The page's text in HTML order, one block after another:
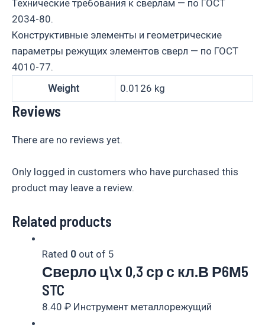
Технические требования к сверлам — по ГОСТ
2034-80.
Конструктивные элементы и геометрические
параметры режущих элементов сверл — по ГОСТ
4010-77.
Weight
0.0126 kg
Reviews
There are no reviews yet.
Only logged in customers who have purchased this
product may leave a review.
Related products
Rated 0 out of 5
Сверло ц\х 0,3 ср с кл.В Р6М5
STC
8.40 ₽ Инструмент металлорежущий